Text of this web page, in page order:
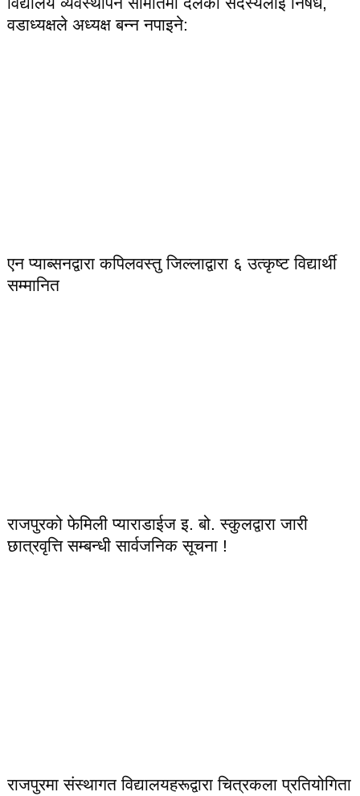
वडाध्यक्षले अध्यक्ष बन्न नपाइने:
एन प्याब्सनद्वारा कपिलवस्तु जिल्लाद्वारा ६ उत्कृष्ट विद्यार्थी
सम्मानित
राजपुरको फेमिली प्याराडाईज इ. बो. स्कुलद्वारा जारी
छात्रवृत्ति सम्बन्धी सार्वजनिक सूचना !
राजपुरमा संस्थागत विद्यालयहरूद्वारा चित्रकला प्रतियोगिता